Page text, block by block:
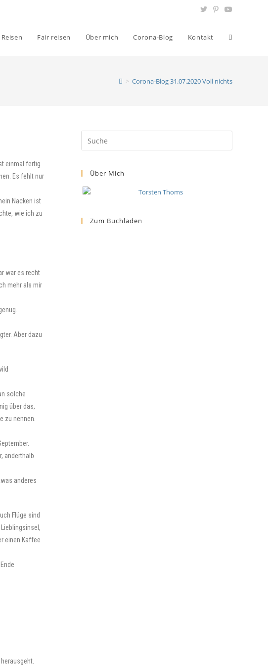
Fair reisen Über mich Corona-Blog Kontakt
> Corona-Blog 31.07.2020 Voll nichts
einmal fertig
Es fehlt nur
Nacken ist
wie ich zu
war es recht
mehr als mir
Aber dazu
solche
über das,
zu nennen.
anderthalb
anderes
Flüge sind
einen Kaffee
Über Mich
Zum Buchladen